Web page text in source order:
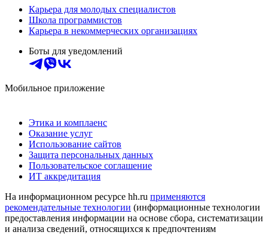
Карьера для молодых специалистов
Школа программистов
Карьера в некоммерческих организациях
Боты для уведомлений
Мобильное приложение
Этика и комплаенс
Оказание услуг
Использование сайтов
Защита персональных данных
Пользовательское соглашение
ИТ аккредитация
На информационном ресурсе hh.ru применяются
рекомендательные технологии (информационные технологии
предоставления информации на основе сбора, систематизации
и анализа сведений, относящихся к предпочтениям